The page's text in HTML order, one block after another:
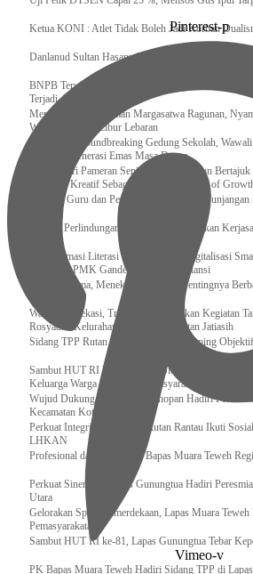
Ketua KONI : Atlet Tidak Boleh Jadi Korban
Danlanud Sultan Hasanuddin Ikuti Exit Meeting
BNPB Terus Memantau Perkembangan Situasi dan
Terjadi di Beberapa Daerah
Menpar Pastikan Taman Margasatwa Ragunan,
Wisatawan Saat Libur Lebaran
Resmikan Groundbreaking Gedung Sekolah,
Ciptakan Generasi Emas Masa Depan
Menghadiri Pameran Seni Meiro Collection
Ekonomi Kreatif Sebagai The New Engine of
120.067 Guru dan Pengawas PAI Terima Tunjangan
Perkuat Perlindungan KI Kemenkum Sahkan
Transformasi Literasi Keuangan dan Digitalisasi
Kemenko PMK Gandeng Beberapa Intansi
Peduli Sesama, Menekraf Tekankan Pentingnya
Wali Kota Bekasi, Tri Adhianto Lakukan Kegiatan
Rosyadah Kelurahan Jatirasa Kecamatan Jatiasih
Sidang TPP Rutan Rantau Pastikan Tamping
Sambut HUT RI Ke-81, Rutan Sidikalang Gelar
Keluarga Warga Binaan dan Masyarakat
Wujud Dukungan, Lapas Kotanopan Hadiri
Kecamatan Kotanopan
Perkuat Integritas Pegawai, Rutan Rantau Ikuti
LHKAN
‎Profesional dan Akuntabel, Bapas Muara Teweh
Perkuat Sinergi, Kalapas Gunungtua Hadiri
Utara
Gelorakan Spirit Kemerdekaan, Lapas Muara
Pemasyarakatan
Sambut HUT RI ke-81, Lapas Gunungtua Tebar
‎PK Bapas Muara Teweh Hadiri Sidang TPP di
Pinterest-p
Vimeo-v